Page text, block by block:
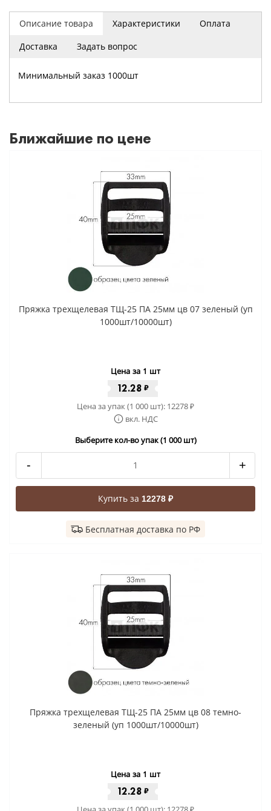
Описание товара Характеристики
Оплата
Доставка
Задать вопрос
Минимальный заказ 1000шт
Ближайшие по цене
Пряжка трехщелевая ТЩ-25 ПА 25мм цв 07 зеленый (уп
1000шт/10000шт)
Цена за 1 шт
12.28 ₽
Цена за упак (1 000 шт): 12278₽
вкл. НДС
Выберите кол-во упак (1 000 шт)
- +
Купить за 12278 ₽
Бесплатная доставка по РФ
Пряжка трехщелевая ТЩ-25 ПА 25мм цв 08 темно-
зеленый (уп 1000шт/10000шт)
Цена за 1 шт
12.28 ₽